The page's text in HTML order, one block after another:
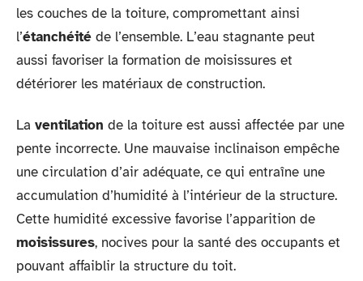
les couches de la toiture, compromettant ainsi
l’étanchéité de l’ensemble. L’eau stagnante peut
aussi favoriser la formation de moisissures et
détériorer les matériaux de construction.
La ventilation de la toiture est aussi affectée par une
pente incorrecte. Une mauvaise inclinaison empêche
une circulation d’air adéquate, ce qui entraîne une
accumulation d’humidité à l’intérieur de la structure.
Cette humidité excessive favorise l’apparition de
moisissures, nocives pour la santé des occupants et
pouvant affaiblir la structure du toit.